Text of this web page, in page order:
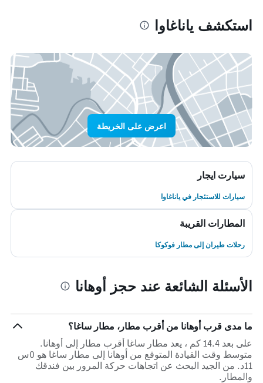
استكشف ياناغاوا
اعرض على الخريطة
سيارت ايجار
سيارات للاستئجار في ياناغاوا
المطارات القريبة
رحلات طيران إلى مطار فوكوكا
الأسئلة الشائعة عند حجز أوهانا
ما مدى قرب أوهانا من أقرب مطار، مطار ساغا؟
على بعد 14.4 كم ، يعد مطار ساغا أقرب مطار إلى أوهانا.
متوسط وقت القيادة المتوقع من أوهانا إلى مطار ساغا هو 0س
11د. من الجيد البحث عن اتجاهات حركة المرور بين فندقك
والمطار.